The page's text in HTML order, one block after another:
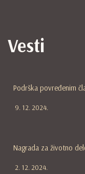
Vesti
Podrška povređenim
9. 12. 2024.
Nagrada za životno
2. 12. 2024.